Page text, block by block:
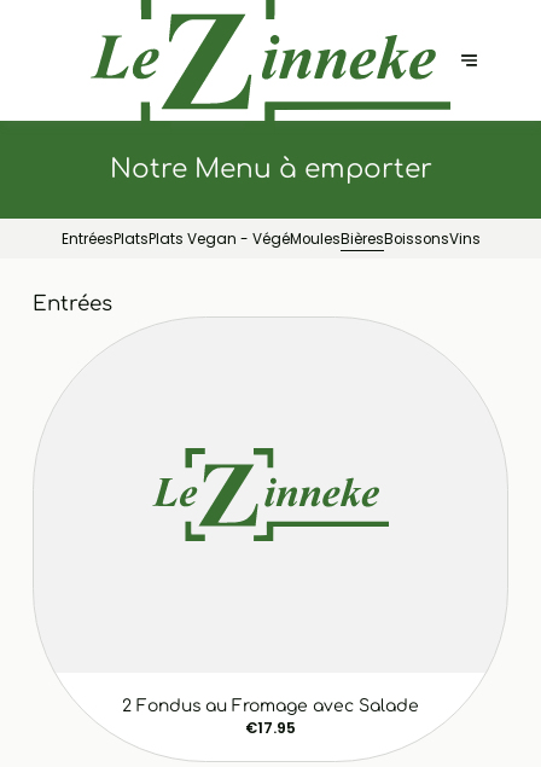
Notre Menu à emporter
EntréesPlatsPlats Vegan - VégéMoulesBièresBoissonsVins
Entrées
2 Fondus au Fromage avec Salade
€17.95